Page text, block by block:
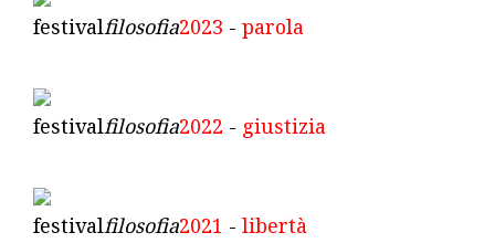
festivalfilosofia2023 - parola
festivalfilosofia2022 - giustizia
festivalfilosofia2021 - libertà